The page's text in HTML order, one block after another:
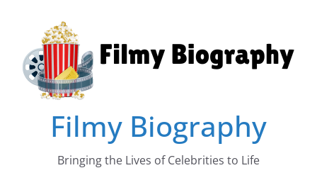
content
Filmy Biography
Bringing the Lives of Celebrities to Life